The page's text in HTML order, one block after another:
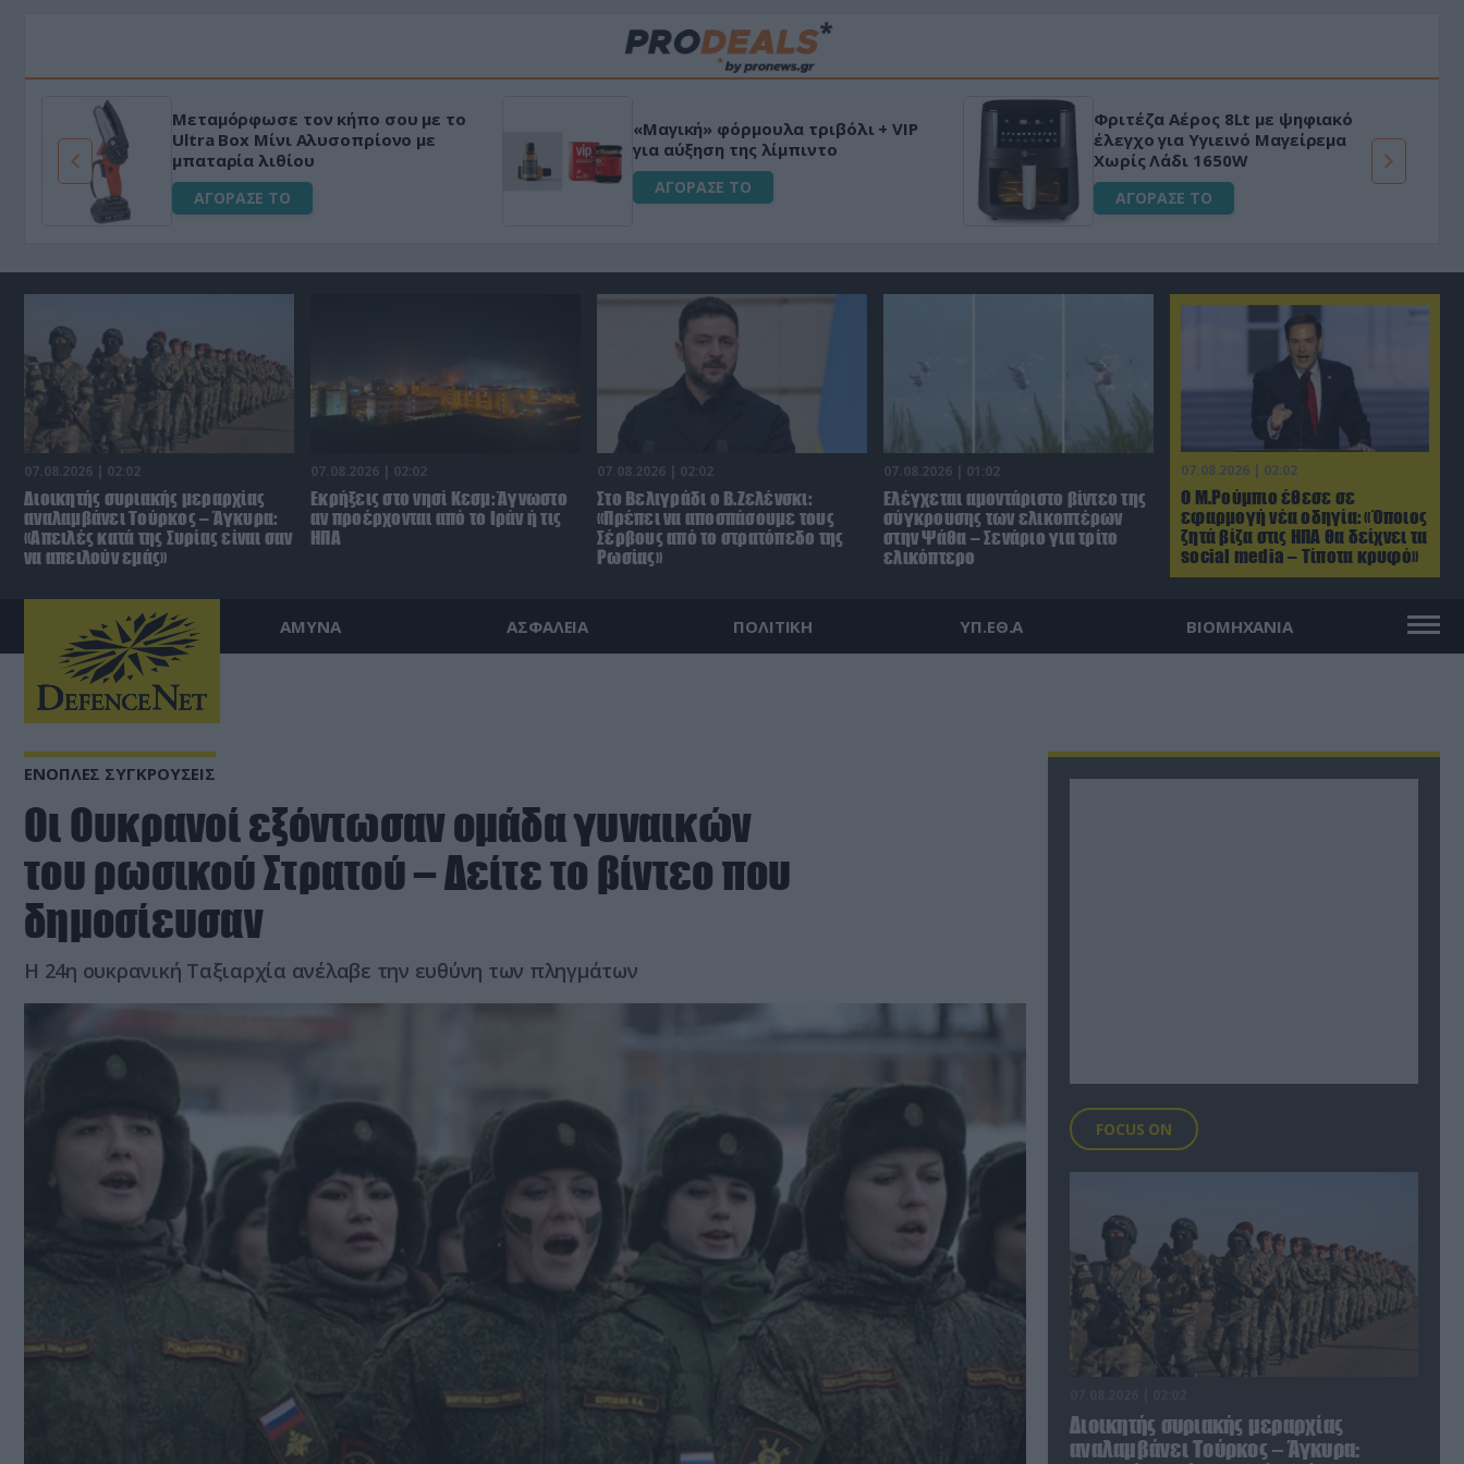
HAPI END: 100% φυτικό διεγερτικό
για άνδρες!
ΑΓΟΡΑΣΕ ΤΟ
Μεταμόρφωσε τον κήπο σου με το
Ultra Box Μίνι Αλυσοπρίονο με
μπαταρία λιθίου
ΑΓΟΡΑΣΕ ΤΟ
«Μαγική» φόρμουλα τριβόλι + VIP
για αύξηση της λίμπιντο
ΑΓΟΡΑΣΕ ΤΟ
07.08.2026 | 02:02
Ο Μ.Ρούμπιο έθεσε σε
εφαρμογή νέα οδηγία: «Όποιος
ζητά βίζα στις ΗΠΑ θα δείχνει τα
social media – Τίποτα κρυφό»
07.08.2026 | 02:02
Διοικητής συριακής μεραρχίας
αναλαμβάνει Τούρκος – Άγκυρα:
«Απειλές κατά της Συρίας είναι σαν
να απειλούν εμάς»
07.08.2026 | 02:02
Εκρήξεις στο νησί Κεσμ: Άγνωστο
αν προέρχονται από το Ιράν ή τις
ΗΠΑ
07.08.2026 | 02:02
Στο Βελιγράδι ο Β.Ζελένσκι:
«Πρέπει να αποσπάσουμε τους
Σέρβους από το στρατόπεδο της
Ρωσίας»
07.08.2026 | 01:02
Ελέγχεται αμοντάριστο βίντεο της
σύγκρουσης των ελικοπτέρων
στην Ψάθα – Σενάριο για τρίτο
ελικόπτερο
ΑΜΥΝΑ ΑΣΦΑΛΕΙΑ ΠΟΛΙΤΙΚΗ ΥΠ.ΕΘ.Α ΒΙΟΜΗΧΑΝΙΑ
ΕΝΟΠΛΕΣ ΣΥΓΚΡΟΥΣΕΙΣ
Οι Ουκρανοί εξόντωσαν ομάδα γυναικών
του ρωσικού Στρατού – Δείτε το βίντεο που
δημοσίευσαν
Η 24η ουκρανική Ταξιαρχία ανέλαβε την ευθύνη των πληγμάτων
FOCUS ON
Διοικητής συριακής μεραρχίας
αναλαμβάνει Τούρκος – Άγκυρα: